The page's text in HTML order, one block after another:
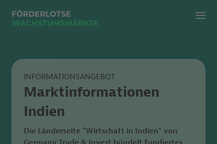
Menü
INFORMATIONSANGEBOT
Marktinformationen
Indien
Die Länderseite "Wirtschaft in Indien" von